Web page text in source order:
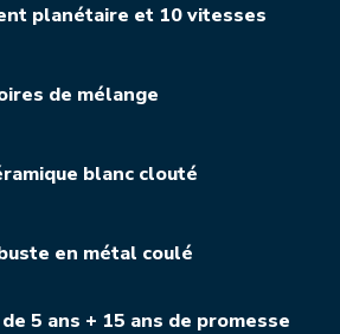
planétaire et 10 vitesses
de mélange
blanc clouté
en métal coulé
5 ans + 15 ans de promesse